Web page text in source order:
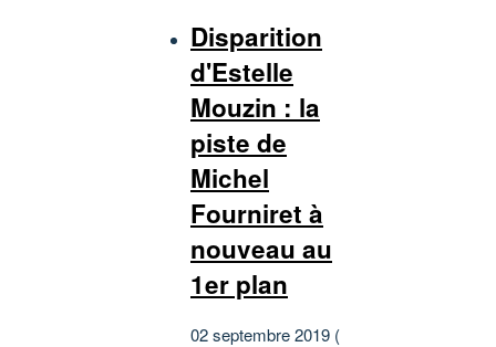
Disparition
d'Estelle
Mouzin : la
piste de
Michel
Fourniret à
nouveau au
1er plan
02 septembre 2019 (